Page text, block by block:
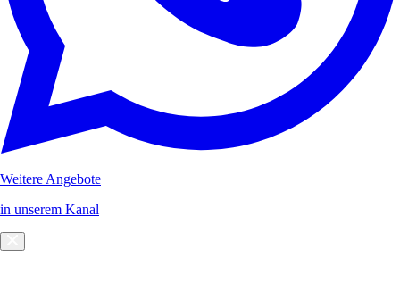
Weitere Angebote
in unserem Kanal